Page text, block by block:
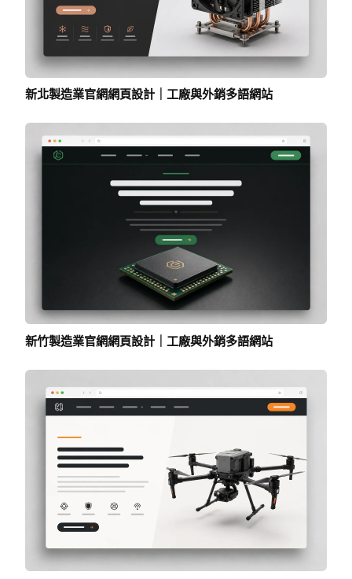
新北製造業官網網頁設計｜工廠與外銷多語網站
新竹製造業官網網頁設計｜工廠與外銷多語網站